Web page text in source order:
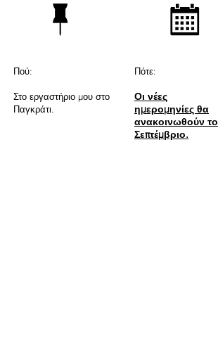
Πού:
Στο εργαστήριο μου στο
Παγκράτι.
Πότε:
Οι νέες
ημερομηνίες θα
ανακοινωθούν το
Σεπτέμβριο.